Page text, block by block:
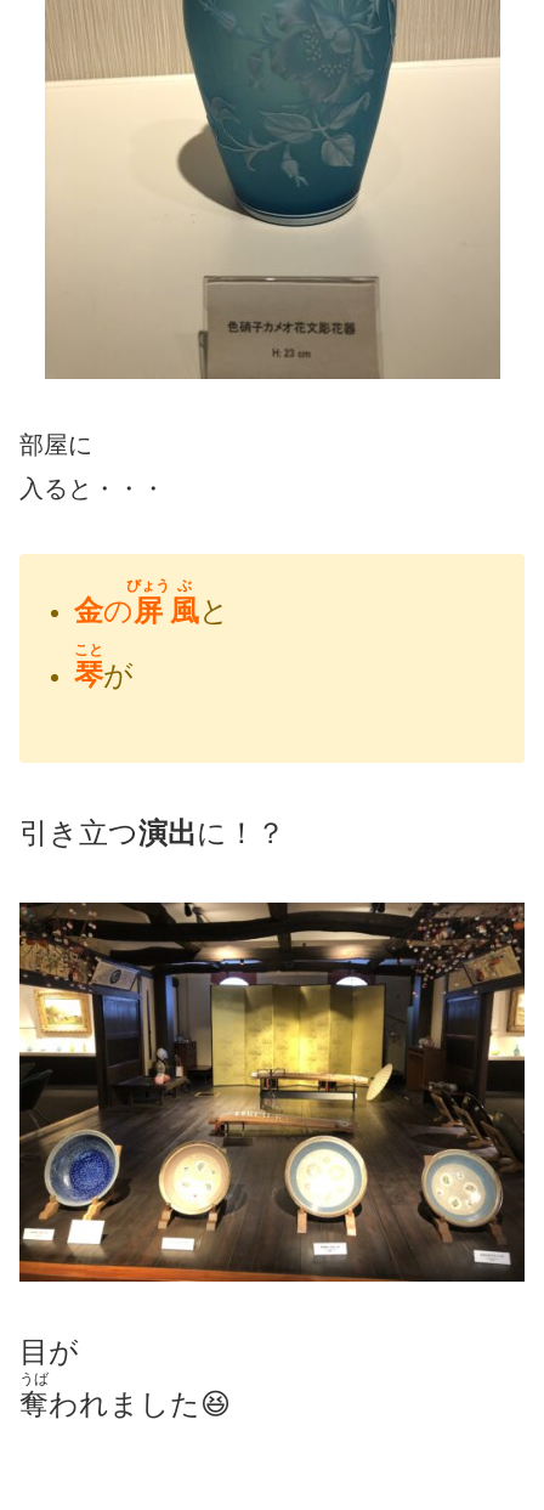
部屋に
入ると・・・
金の屏
びょう
風
ぶ
と
琴
こと
が
引き立つ演出に！？
目が
奪
うば
われました😆